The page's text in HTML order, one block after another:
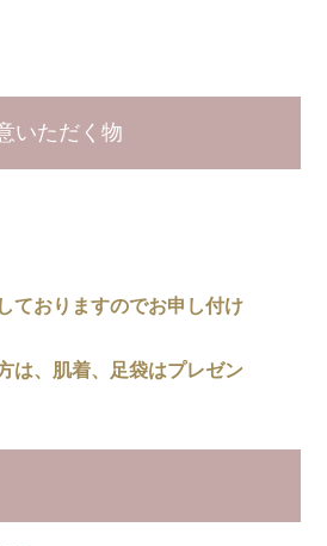
いただく物
ておりますのでお申し付け
は、肌着、足袋はプレゼン